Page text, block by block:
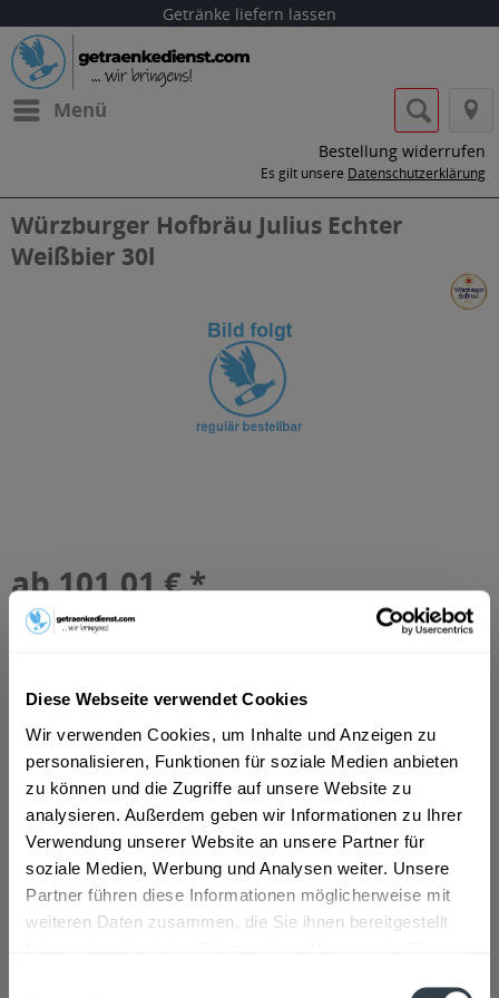
Diese Webseite verwendet Cookies
Wir verwenden Cookies, um Inhalte und Anzeigen zu
personalisieren, Funktionen für soziale Medien anbieten
zu können und die Zugriffe auf unsere Website zu
analysieren. Außerdem geben wir Informationen zu Ihrer
Verwendung unserer Website an unsere Partner für
soziale Medien, Werbung und Analysen weiter. Unsere
Partner führen diese Informationen möglicherweise mit
weiteren Daten zusammen, die Sie ihnen bereitgestellt
Getränke liefern lassen
Menü
Bestellung widerrufen
Es gilt unsere Datenschutzerklärung
Würzburger Hofbräu Julius Echter
Weißbier 30l
ab 101,01 € *
Inhalt:
inkl. MwSt.ggf. zzgl. Erschwerniszuschlag
MEHRWEG
In den Warenkorb
Artikel-Nr.:
35162
Verfügbar in:
Beschreibung
mehr